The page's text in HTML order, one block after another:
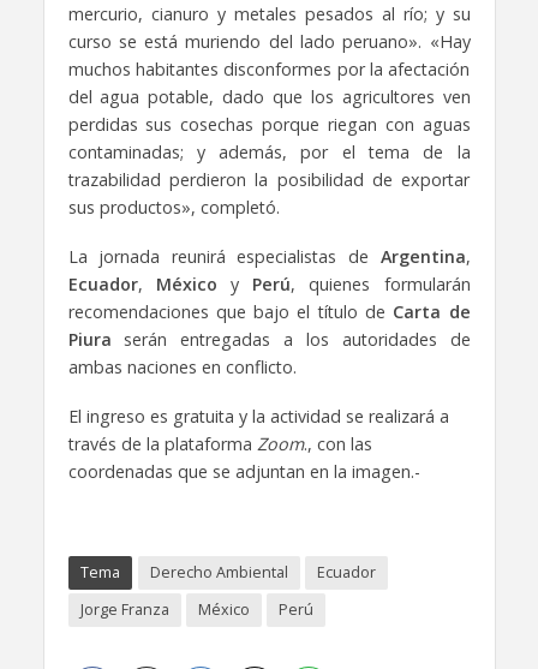
mercurio, cianuro y metales pesados al río; y su
curso se está muriendo del lado peruano». «Hay
muchos habitantes disconformes por la afectación
del agua potable, dado que los agricultores ven
perdidas sus cosechas porque riegan con aguas
contaminadas; y además, por el tema de la
trazabilidad perdieron la posibilidad de exportar
sus productos», completó.
La jornada reunirá especialistas de Argentina,
Ecuador, México y Perú, quienes formularán
recomendaciones que bajo el título de Carta de
Piura serán entregadas a los autoridades de
ambas naciones en conflicto.
El ingreso es gratuita y la actividad se realizará a
través de la plataforma Zoom., con las
coordenadas que se adjuntan en la imagen.-
Tema Derecho Ambiental
Ecuador
Jorge Franza
México Perú